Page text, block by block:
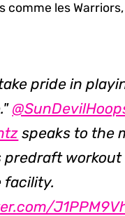
comme les
pride in
speaks to the
predraft workout
facility.